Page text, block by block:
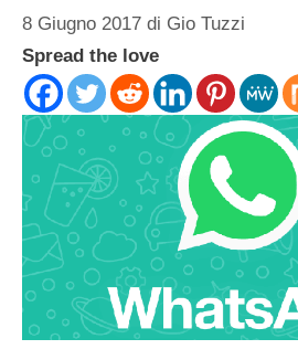
8 Giugno 2017 di Gio Tuzzi
Spread the love